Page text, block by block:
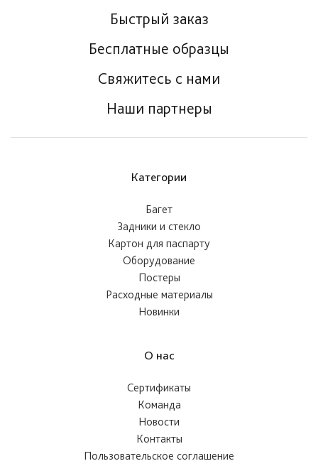
Быстрый заказ
Бесплатные образцы
Свяжитесь с нами
Наши партнеры
Категории
Багет
Задники и стекло
Картон для паспарту
Оборудование
Постеры
Расходные материалы
Новинки
О нас
Сертификаты
Команда
Новости
Контакты
Пользовательское соглашение